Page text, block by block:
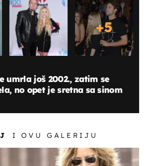
+5
umrla još 2002., zatim se
no opet je sretna sa sinom
I OVU GALERIJU